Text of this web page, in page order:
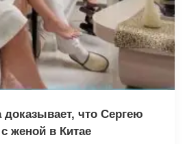
что Сергею
женой в Китае